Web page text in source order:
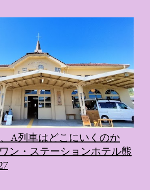
で本当にラグジュアリーホテルにチェッ
アーを楽しむような、特別な空間が演出
魅力をいくつかのかたまりに分けてご紹
セプトは「サンリオキャラが考える夢
メディア技術で世界的に知られるクリエ
ョン「d'strict」が手掛けており、五感を
ルアートとストーリー性の高い全11の
れています。 チェックインからスター
した華やかなエントランスロビーでルー
るでホテルに滞在するかのような没入
でいきます。ロビーではお花をまとっ
出迎えてくれます。 幻想的な共有スペー
たガーデンや、美しいボールルーム
本物の砂を使ったピンク色の美しいビ
に座れるエリア）など、写真映え間違
A列車はどこにいくのか
ン・ステーションホテル熊